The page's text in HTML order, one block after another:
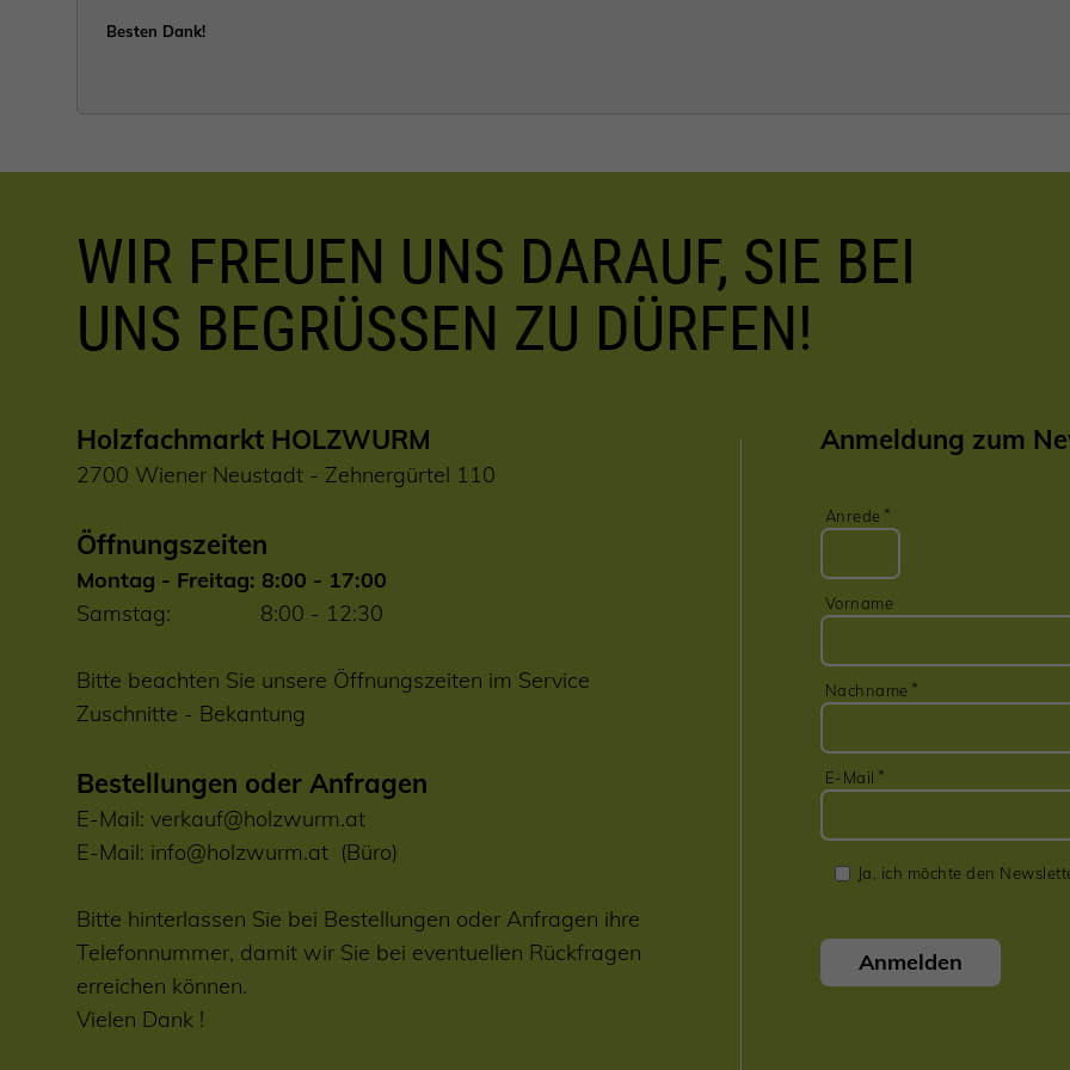
Besten Dank!
WIR FREUEN UNS DARAUF, SIE BEI
UNS BEGRÜSSEN ZU DÜRFEN!
Holzfachmarkt HOLZWURM
2700 Wiener Neustadt - Zehnergürtel 110
Öffnungszeiten
Montag - Freitag: 8:00 - 17:00
Samstag: 8:00 - 12:30
Bitte beachten Sie unsere Öffnungszeiten im Service
Zuschnitte - Bekantung
Bestellungen oder Anfragen
E-Mail: verkauf@holzwurm.at
E-Mail: info@holzwurm.at (Büro)
Bitte hinterlassen Sie bei Bestellungen oder Anfragen ihre
Telefonnummer, damit wir Sie bei eventuellen Rückfragen
erreichen können.
Vielen Dank !
Anmeldung zum
Anrede
Vorname
Nachname
E-Mail
Ja, ich möchte den
Anmelden